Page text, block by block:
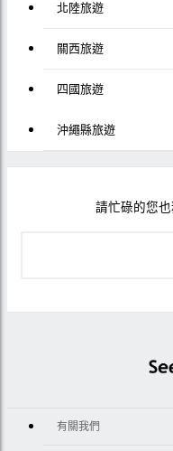
北陸旅遊
關西旅遊
四國旅遊
沖繩縣旅遊
請忙碌的您
有關我們